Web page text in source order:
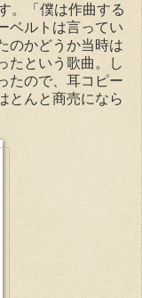
。「僕は作曲する
ベルトは言ってい
のかどうか当時は
たという歌曲。し
たので、耳コピー
とんと商売になら